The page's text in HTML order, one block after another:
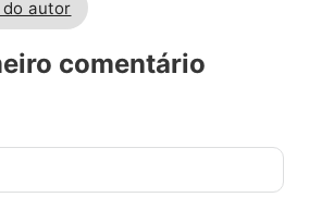
autor
comentário